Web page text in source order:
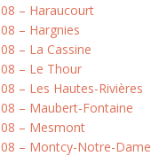
08 – Haraucourt
08 – Hargnies
08 – La Cassine
08 – Le Thour
08 – Les Hautes-Rivières
08 – Maubert-Fontaine
08 – Mesmont
08 – Montcy-Notre-Dame